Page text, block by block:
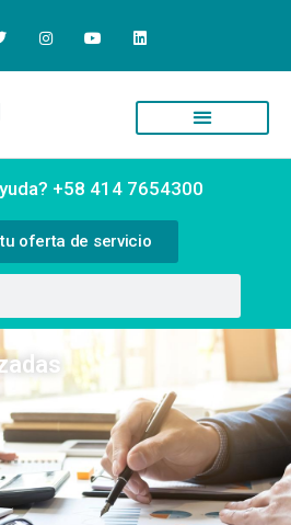
+58 414 7654300
oferta de servicio